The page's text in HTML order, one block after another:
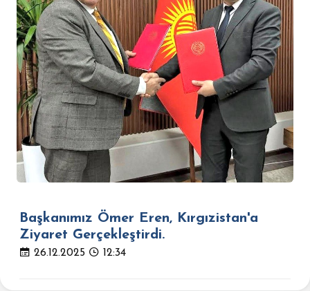
Başkanımız Ömer Eren, Kırgızistan'a
Ziyaret Gerçekleştirdi.
26.12.2025 12:34